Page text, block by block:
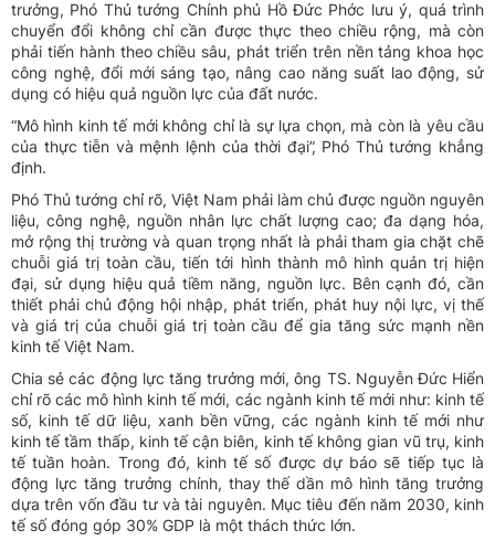
trưởng, Phó Thủ tướng Chính phủ Hồ Đức Phớc lưu ý, quá trình
chuyển đổi không chỉ cần được thực theo chiều rộng, mà còn
phải tiến hành theo chiều sâu, phát triển trên nền tảng khoa học
công nghệ, đổi mới sáng tạo, nâng cao năng suất lao động, sử
dụng có hiệu quả nguồn lực của đất nước.
“Mô hình kinh tế mới không chỉ là sự lựa chọn, mà còn là yêu cầu
của thực tiễn và mệnh lệnh của thời đại”, Phó Thủ tướng khẳng
định.
Phó Thủ tướng chỉ rõ, Việt Nam phải làm chủ được nguồn nguyên
liệu, công nghệ, nguồn nhân lực chất lượng cao; đa dạng hóa,
mở rộng thị trường và quan trọng nhất là phải tham gia chặt chẽ
chuỗi giá trị toàn cầu, tiến tới hình thành mô hình quản trị hiện
đại, sử dụng hiệu quả tiềm năng, nguồn lực. Bên cạnh đó, cần
thiết phải chủ động hội nhập, phát triển, phát huy nội lực, vị thế
và giá trị của chuỗi giá trị toàn cầu để gia tăng sức mạnh nền
kinh tế Việt Nam.
Chia sẻ các động lực tăng trưởng mới, ông TS. Nguyễn Đức Hiển
chỉ rõ các mô hình kinh tế mới, các ngành kinh tế mới như: kinh tế
số, kinh tế dữ liệu, xanh bền vững, các ngành kinh tế mới như
kinh tế tầm thấp, kinh tế cận biên, kinh tế không gian vũ trụ, kinh
tế tuần hoàn. Trong đó, kinh tế số được dự báo sẽ tiếp tục là
động lực tăng trưởng chính, thay thế dần mô hình tăng trưởng
dựa trên vốn đầu tư và tài nguyên. Mục tiêu đến năm 2030, kinh
tế số đóng góp 30% GDP là một thách thức lớn.